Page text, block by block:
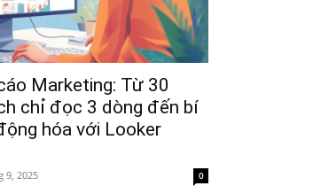
Marketing: Từ 30
chỉ đọc 3 dòng đến bí
hóa với Looker
9, 2025 0